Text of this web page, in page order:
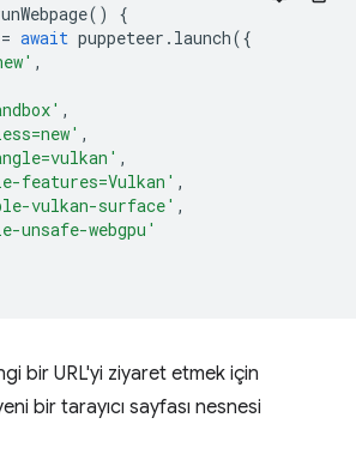
()
{
= await puppeteer . launch({
,
,
,
,
features=Vulkan' ,
vulkan-surface' ,
unsafe-webgpu'
bir URL'yi ziyaret etmek için
bir tarayıcı sayfası nesnesi